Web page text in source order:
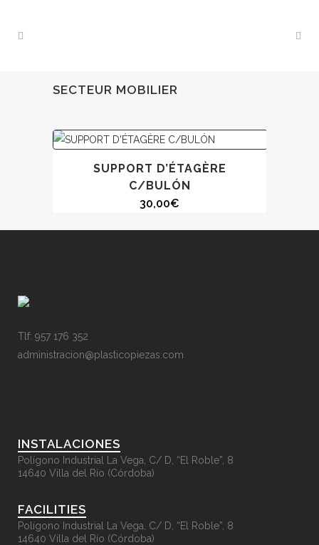
SECTEUR MOBILIER
SUPPORT D’ÉTAGÈRE
C/BULÓN
30,00€
Tlf: 957 176 352
administracion@plasticopiezas.com
INSTALACIONES
Polígono Industrial La Vega, C/ D, “El Roble”, 8
14640 Villa del Río (Córdoba)
FACILITIES
Polígono Industrial La Vega, C/ D, “El Roble”, 8
14640 Villa del Río (Córdoba)